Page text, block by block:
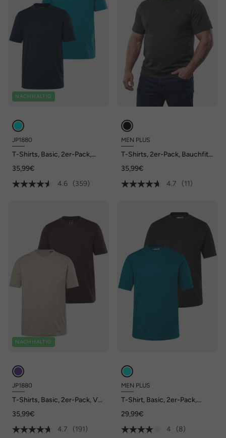
NACHHALTIG
JP1880
T-Shirts, Basic, 2er-Pack,
35,99€
4.6
(359)
MEN PLUS
T-Shirts, 2er-Pack, Bauchfit,
35,99€
4.7
(11)
NACHHALTIG
JP1880
T-Shirts, Basic, 2er-Pack, V-
35,99€
4.7
(191)
MEN PLUS
T-Shirt, Basic, 2er-Pack,
29,99€
4
(8)